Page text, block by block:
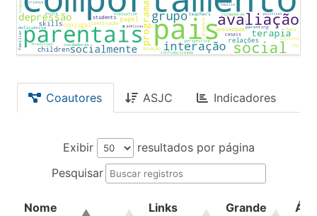
Coautores ASJC Indicadores
Exibir
resultados por página
Pesquisar
Nome Links
Grande